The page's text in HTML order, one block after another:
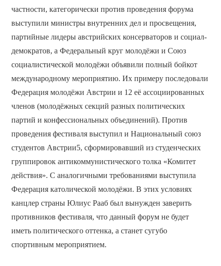
частности, категорически против проведения форума
выступили министры внутренних дел и просвещения,
партийные лидеры австрийских консерваторов и социал-
демократов, а Федеральный круг молодёжи и Союз
социалистической молодёжи объявили полный бойкот
международному мероприятию. Их примеру последовали
Федерация молодёжи Австрии и 12 её ассоциированных
членов (молодёжных секций разных политических
партий и конфессиональных объединений). Против
проведения фестиваля выступил и Национальный союз
студентов Австрии5, сформировавший из студенческих
группировок антикоммунистического толка «Комитет
действия». С аналогичными требованиями выступила
Федерация католической молодёжи. В этих условиях
канцлер страны Юлиус Рааб был вынужден заверить
противников фестиваля, что данный форум не будет
иметь политического оттенка, а станет сугубо
спортивным мероприятием.